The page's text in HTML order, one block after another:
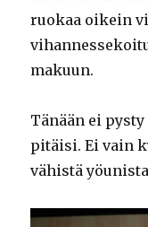
ruokaa oikein
makuun.
Tänään ei
pitäisi. Ei vain
vähistä